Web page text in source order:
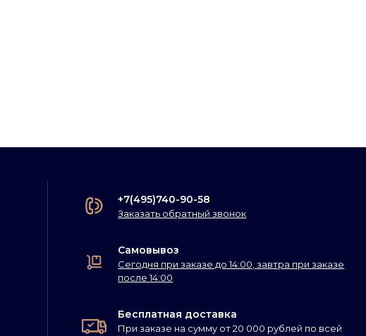
+7(495)740-90-58
Заказать обратный звонок
Самовывоз
Сегодня при заказе до 14:00, завтра при заказе
после 14:00
Бесплатная доставка
При заказе на сумму от 20 000 рублей по всей